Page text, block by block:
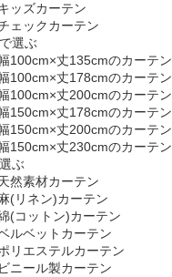
ッズカーテン
ェックカーテン
選ぶ
100cm×丈135cmのカーテン
100cm×丈178cmのカーテン
100cm×丈200cmのカーテン
150cm×丈178cmのカーテン
150cm×丈200cmのカーテン
150cm×丈230cmのカーテン
ぶ
然素材カーテン
(リネン)カーテン
(コットン)カーテン
ルベットカーテン
リエステルカーテン
ビニール製カーテン